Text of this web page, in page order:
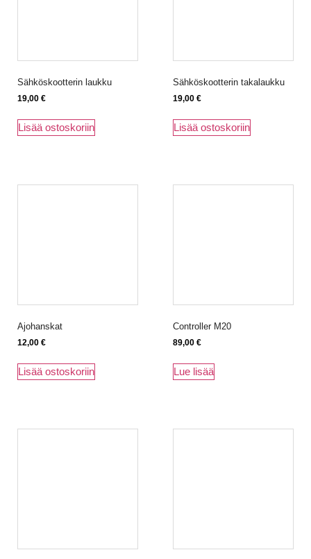
Sähköskootterin laukku
19,00 €
Lisää ostoskoriin
Sähköskootterin takalaukku
19,00 €
Lisää ostoskoriin
Ajohanskat
12,00 €
Lisää ostoskoriin
Controller M20
89,00 €
Lue lisää